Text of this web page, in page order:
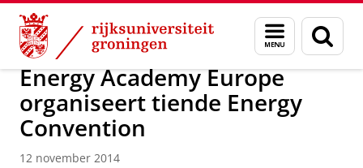
Skip
Content
Skip
Navigation
Menu
en
zoeken
Over ons Actueel Nieuws Nieuwsberichten
Energy Academy Europe
organiseert tiende Energy
Convention
12 november 2014